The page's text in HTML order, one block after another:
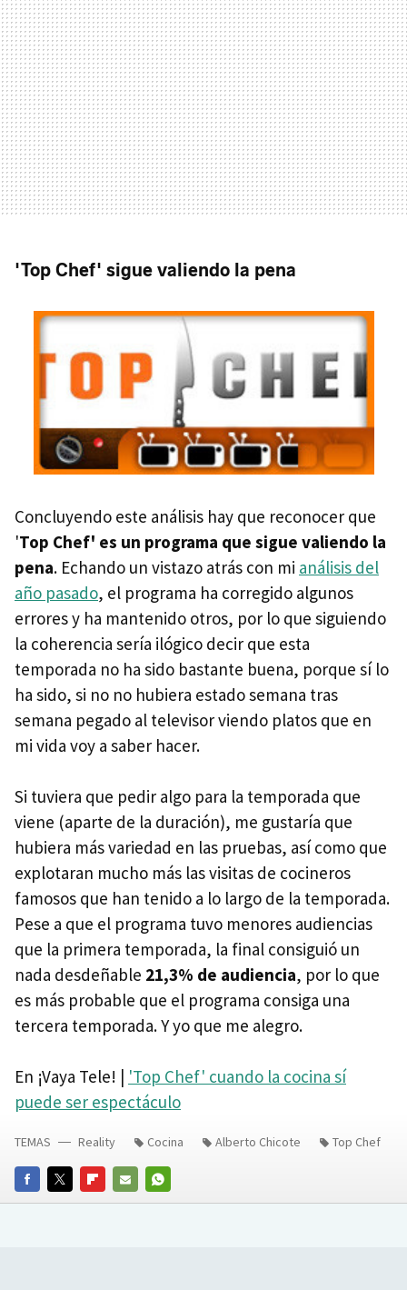
'Top Chef' sigue valiendo la pena
Concluyendo este análisis hay que reconocer que
'Top Chef' es un programa que sigue valiendo la
pena. Echando un vistazo atrás con mi análisis del
año pasado, el programa ha corregido algunos
errores y ha mantenido otros, por lo que siguiendo
la coherencia sería ilógico decir que esta
temporada no ha sido bastante buena, porque sí lo
ha sido, si no no hubiera estado semana tras
semana pegado al televisor viendo platos que en
mi vida voy a saber hacer.
Si tuviera que pedir algo para la temporada que
viene (aparte de la duración), me gustaría que
hubiera más variedad en las pruebas, así como que
explotaran mucho más las visitas de cocineros
famosos que han tenido a lo largo de la temporada.
Pese a que el programa tuvo menores audiencias
que la primera temporada, la final consiguió un
nada desdeñable 21,3% de audiencia, por lo que
es más probable que el programa consiga una
tercera temporada. Y yo que me alegro.
En ¡Vaya Tele! | 'Top Chef' cuando la cocina sí
puede ser espectáculo
FACEBOOKTWITTERFLIPBOARD
E-
WHATSAPP
TEMAS Reality Cocina Alberto Chicote Top Chef